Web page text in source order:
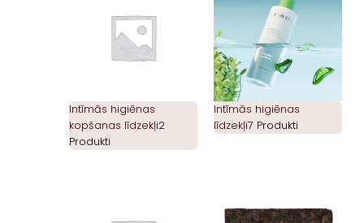
Intīmās higiēnas
kopšanas līdzekļi2
Produkti
Intīmās higiēnas
līdzekļi7 Produkti